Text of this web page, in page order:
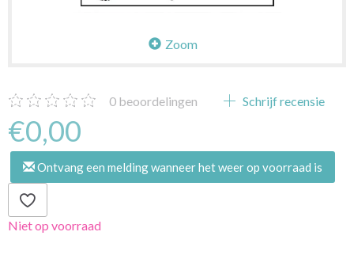
Zoom
0 beoordelingen Schrijf recensie
€0,00
Ontvang een melding wanneer het weer op voorraad is
Niet op voorraad